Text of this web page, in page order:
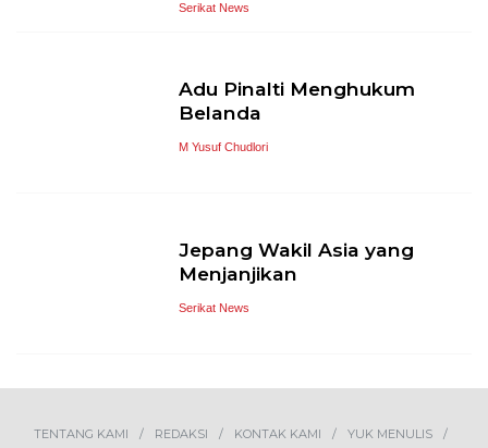
Serikat News
Adu Pinalti Menghukum
Belanda
M Yusuf Chudlori
Jepang Wakil Asia yang
Menjanjikan
Serikat News
TENTANG KAMI REDAKSI KONTAK KAMI
YUK MENULIS